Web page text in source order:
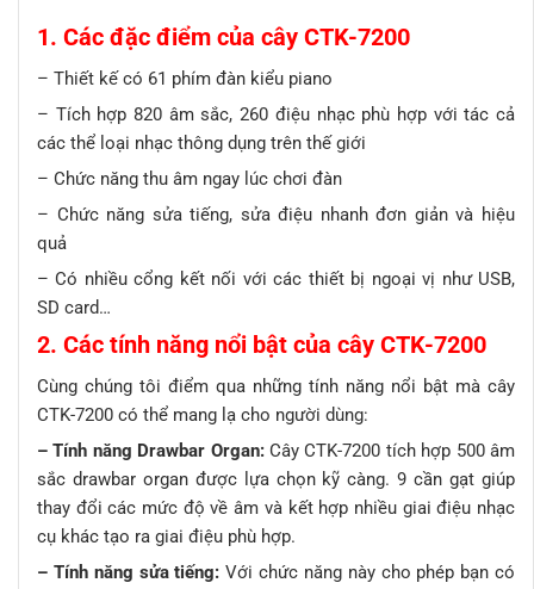
1. Các đặc điểm của cây CTK-7200
– Thiết kế có 61 phím đàn kiểu piano
– Tích hợp 820 âm sắc, 260 điệu nhạc phù hợp với tác cả
các thể loại nhạc thông dụng trên thế giới
– Chức năng thu âm ngay lúc chơi đàn
– Chức năng sửa tiếng, sửa điệu nhanh đơn giản và hiệu
quả
– Có nhiều cổng kết nối với các thiết bị ngoại vị như USB,
SD card…
2. Các tính năng nổi bật của cây CTK-7200
Cùng chúng tôi điểm qua những tính năng nổi bật mà cây
CTK-7200 có thể mang lạ cho người dùng:
– Tính năng Drawbar Organ: Cây CTK-7200 tích hợp 500 âm
sắc drawbar organ được lựa chọn kỹ càng. 9 cần gạt giúp
thay đổi các mức độ về âm và kết hợp nhiều giai điệu nhạc
cụ khác tạo ra giai điệu phù hợp.
– Tính năng sửa tiếng: Với chức năng này cho phép bạn có